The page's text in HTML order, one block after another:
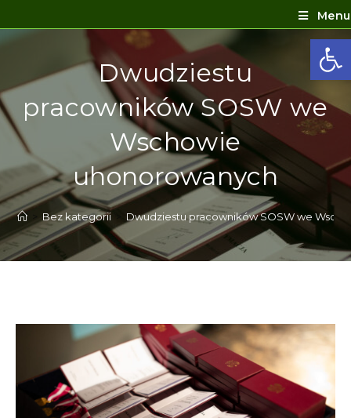
Menu
Dwudziestu
pracowników SOSW we
Wschowie
uhonorowanych
Bez kategorii Dwudziestu pracowników SOSW we